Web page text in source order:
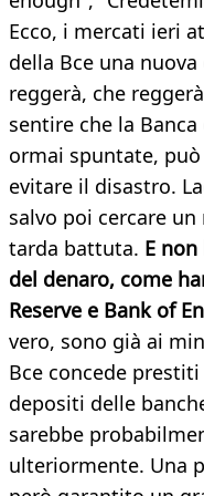
Ecco, i mercati ieri
della Bce una
reggerà, che
sentire che la
ormai spuntate,
evitare il disastro.
salvo poi cercare
tarda battuta. E
del denaro, come
Reserve e Bank of
vero, sono già ai
Bce concede
depositi delle
sarebbe
ulteriormente. Una